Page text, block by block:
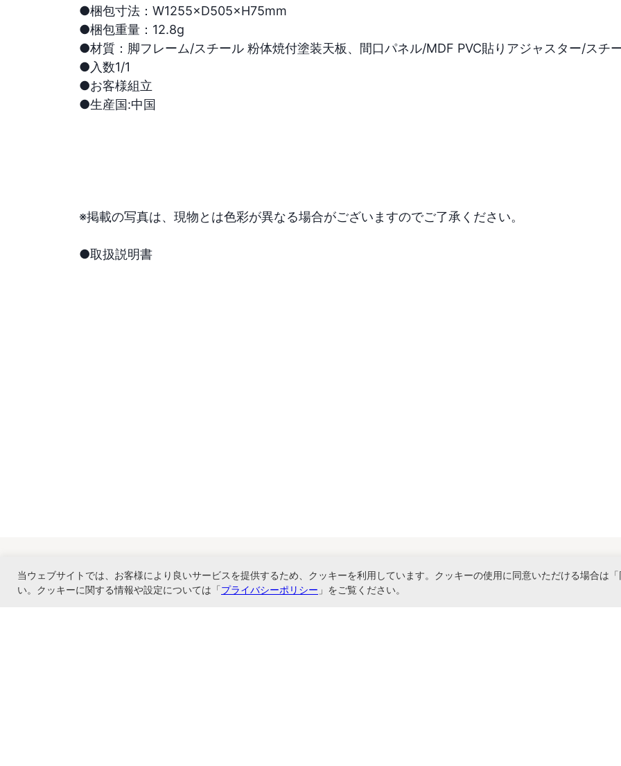
●梱包寸法：W1255×D505×H75mm
●梱包重量：12.8g
●材質：脚フレーム/スチール 粉体焼付塗装天板、間口パネル/MDF PVC貼りアジャスター/スチ
●入数1/1
●お客様組立
●生産国:中国
※掲載の写真は、現物とは色彩が異なる場合がございますのでご了承ください。
●取扱説明書
当ウェブサイトでは、お客様により良いサービスを提供するため、クッキーを利用しています。クッキーの使用に同意いただける場合は
い。クッキーに関する情報や設定については「プライバシーポリシー 」をご覧ください。